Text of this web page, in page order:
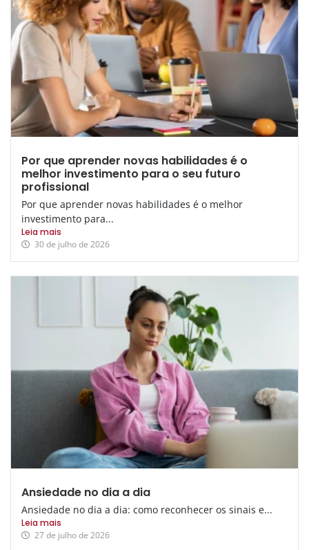
Por que aprender novas habilidades é o
melhor investimento para o seu futuro
profissional
Por que aprender novas habilidades é o melhor
investimento para...
Leia mais
30 de julho de 2026
Ansiedade no dia a dia
Ansiedade no dia a dia: como reconhecer os sinais e...
Leia mais
27 de julho de 2026